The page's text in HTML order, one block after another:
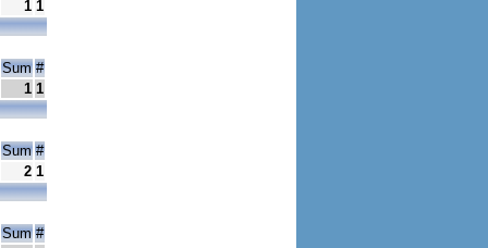
1 1
Sum #
1 1
Sum #
2 1
Sum #